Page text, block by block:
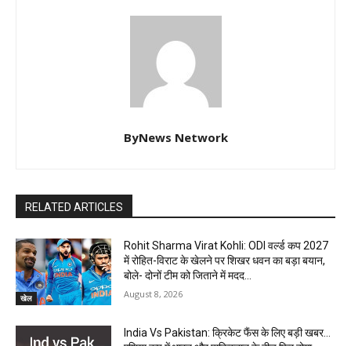
ByNews Network
RELATED ARTICLES
खेल
Rohit Sharma Virat Kohli: ODI वर्ल्ड कप 2027
में रोहित-विराट के खेलने पर शिखर धवन का बड़ा बयान,
बोले- दोनों टीम को जिताने में मदद...
August 8, 2026
India Vs Pakistan: क्रिकेट फैंस के लिए बड़ी खबर…